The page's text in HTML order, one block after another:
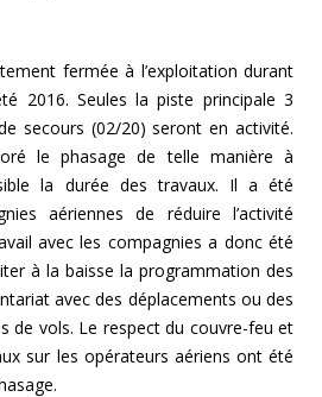
fermée à l’exploitation durant
2016. Seules la piste principale 3
secours (02/20) seront en activité.
le phasage de telle manière à
la durée des travaux. Il a été
aériennes de réduire l’activité
avec les compagnies a donc été
à la baisse la programmation des
avec des déplacements ou des
de vols. Le respect du couvre-feu et
sur les opérateurs aériens ont été